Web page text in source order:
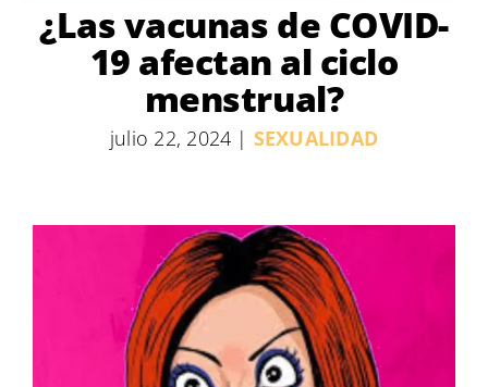
¿Las vacunas de COVID-
19 afectan al ciclo
menstrual?
julio 22, 2024 | SEXUALIDAD